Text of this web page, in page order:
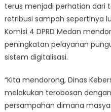
terus menjadi perhatian dari
retribusi sampah sepertinya
Komisi 4 DPRD Medan
peningkatan pelayanan
sistem digitalisasi.
“Kita mendorong, Dinas
melakukan terobosan
persampahan dimana